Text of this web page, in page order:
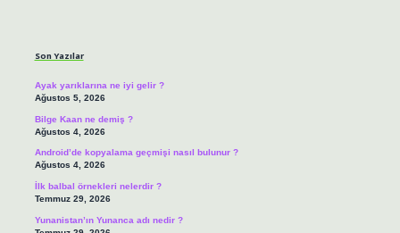
Son Yazılar
Ayak yarıklarına ne iyi gelir ?
Ağustos 5, 2026
Bilge Kaan ne demiş ?
Ağustos 4, 2026
Android’de kopyalama geçmişi nasıl bulunur ?
Ağustos 4, 2026
İlk balbal örnekleri nelerdir ?
Temmuz 29, 2026
Yunanistan’ın Yunanca adı nedir ?